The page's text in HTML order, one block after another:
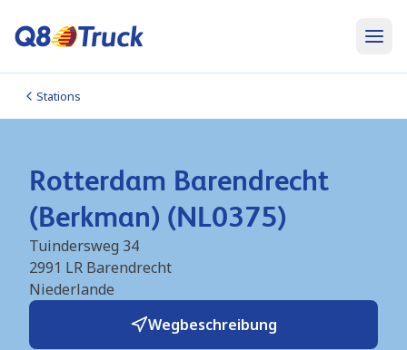
Stations
Rotterdam Barendrecht
(Berkman) (NL0375)
Tuindersweg 34
2991 LR Barendrecht
Niederlande
Wegbeschreibung